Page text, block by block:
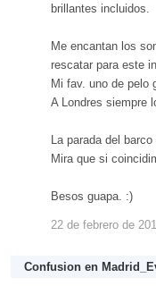
brillantes incluidos.
Me encantan los
rescatar para este
Mi fav. uno de pelo
A Londres siempre
La parada del
Mira que si
Besos guapa. :)
22 de febrero de
Confusion en